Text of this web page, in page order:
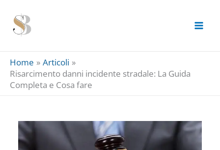
content
Home
Articoli
Risarcimento danni incidente stradale: La Guida
Completa e Cosa fare